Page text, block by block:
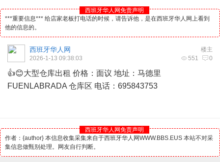
西班牙华人网免责声明
***重要信息*** 给店家老板打电话的时候，请告诉他，是在西班牙华人网上看到
他的信息的。
楼主
西班牙华人网
551 0
2026-1-13 09:38:03
👍😊大型仓库出租 价格：面议 地址： 马德里
FUENLABRADA 仓库区 电话：695843753
西班牙华人网免责声明
作者：{author} 本信息收集采集来自于西班牙华人网WWW.BBS.EUS 本站不对采
集信息做甄别处理。网友自行判断。